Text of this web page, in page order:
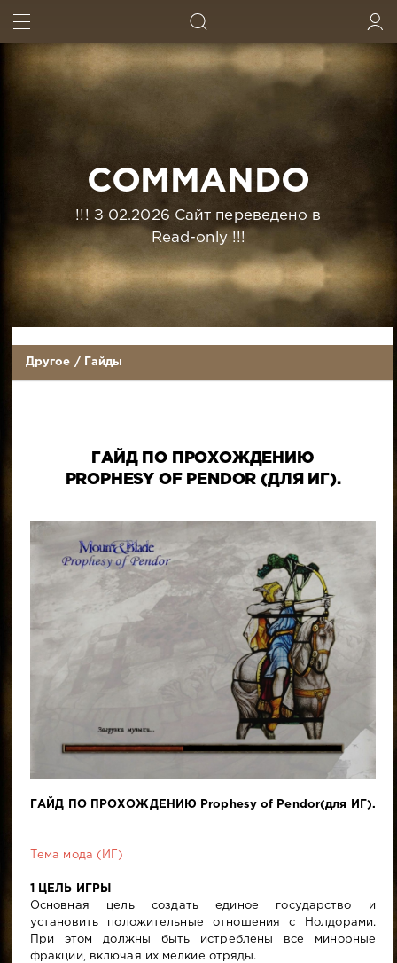
COMMANDO
!!! З 02.2026 Сайт переведено в
Read-only !!!
Другое / Гайды
ГАЙД ПО ПРОХОЖДЕНИЮ
PROPHESY OF PENDOR (ДЛЯ ИГ).
ГАЙД ПО ПРОХОЖДЕНИЮ Prophesy of Pendor(для ИГ).
Тема мода (ИГ)
1 ЦЕЛЬ ИГРЫ
Основная цель создать единое государство и
установить положительные отношения с Нолдорами.
При этом должны быть истреблены все минорные
фракции, включая их мелкие отряды.